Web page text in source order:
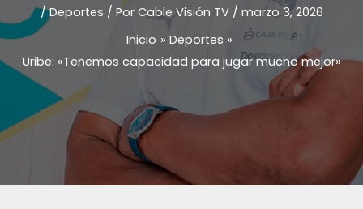
/Deportes / Por Cable Visión TV / marzo 3, 2026
Inicio
Deportes
Uribe: «Tenemos capacidad para jugar mucho mejor»